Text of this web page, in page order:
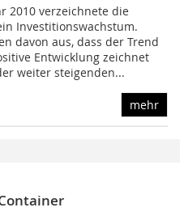
2010 verzeichnete die
Investitionswachstum.
davon aus, dass der Trend
Entwicklung zeichnet
weiter steigenden...
mehr